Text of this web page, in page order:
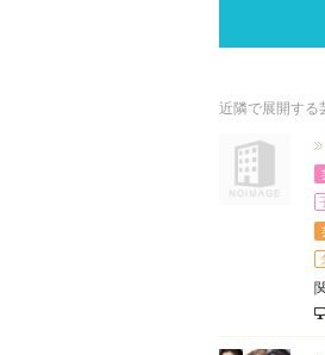
近隣で展開する